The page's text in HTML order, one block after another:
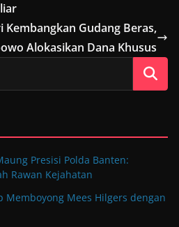
Kembangkan Gudang Beras,
Alokasikan Dana Khusus
Presisi Polda Banten:
Rawan Kejahatan
Memboyong Mees Hilgers dengan